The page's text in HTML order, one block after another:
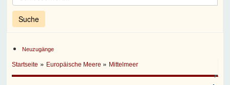
Neuzugänge
Startseite » Europäische Meere » Mittelmeer